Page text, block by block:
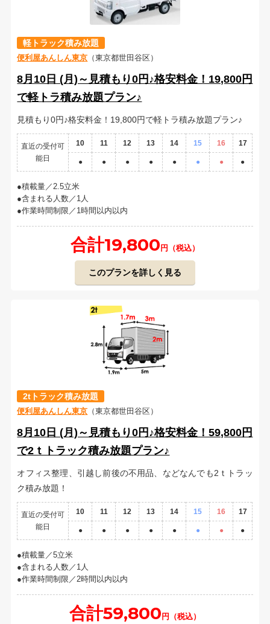
軽トラック積み放題
便利屋あんしん東京 （東京都世田谷区）
8月10日 (月)～見積もり0円♪格安料金！19,800円
で軽トラ積み放題プラン♪
見積もり0円♪格安料金！19,800円で軽トラ積み放題プラン♪
直近の受付可
能日
10 11 12 13 14 15 16 17
● ● ● ● ● ● ● ●
積載量／2.5立米
含まれる人数／1人
作業時間制限／1時間以内以内
合計19,800 円（税込）
このプランを詳しく見る
2tトラック積み放題
便利屋あんしん東京 （東京都世田谷区）
8月10日 (月)～見積もり0円♪格安料金！59,800円
で2ｔトラック積み放題プラン♪
オフィス整理、引越し前後の不用品、などなんでも2ｔトラッ
ク積み放題！
直近の受付可
能日
10 11 12 13 14 15 16 17
● ● ● ● ● ● ● ●
積載量／5立米
含まれる人数／1人
作業時間制限／2時間以内以内
合計59,800 円（税込）